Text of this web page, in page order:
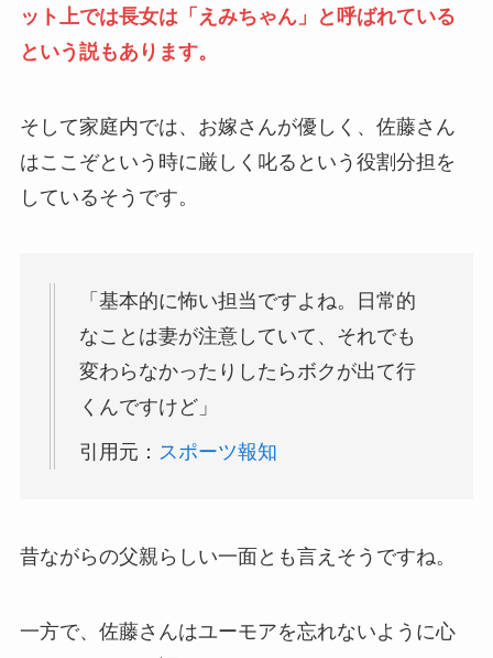
ット上では長女は「えみちゃん」と呼ばれている
という説もあります。
そして家庭内では、お嫁さんが優しく、佐藤さん
はここぞという時に厳しく叱るという役割分担を
しているそうです。
「基本的に怖い担当ですよね。日常的
なことは妻が注意していて、それでも
変わらなかったりしたらボクが出て行
くんですけど」
引用元： スポーツ報知
昔ながらの父親らしい一面とも言えそうですね。
一方で、佐藤さんはユーモアを忘れないように心